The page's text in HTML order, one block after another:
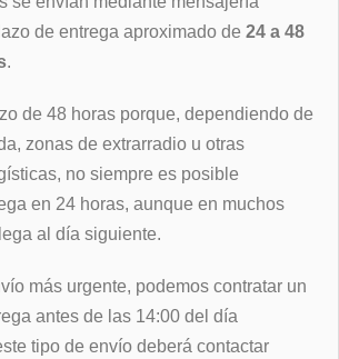
de entrega aproximado de 24 a 48
.
de 48 horas porque, dependiendo de
zonas de extrarradio u otras
no siempre es posible
en 24 horas, aunque en muchos
al día siguiente.
más urgente, podemos contratar un
antes de las 14:00 del día
tipo de envío deberá contactar